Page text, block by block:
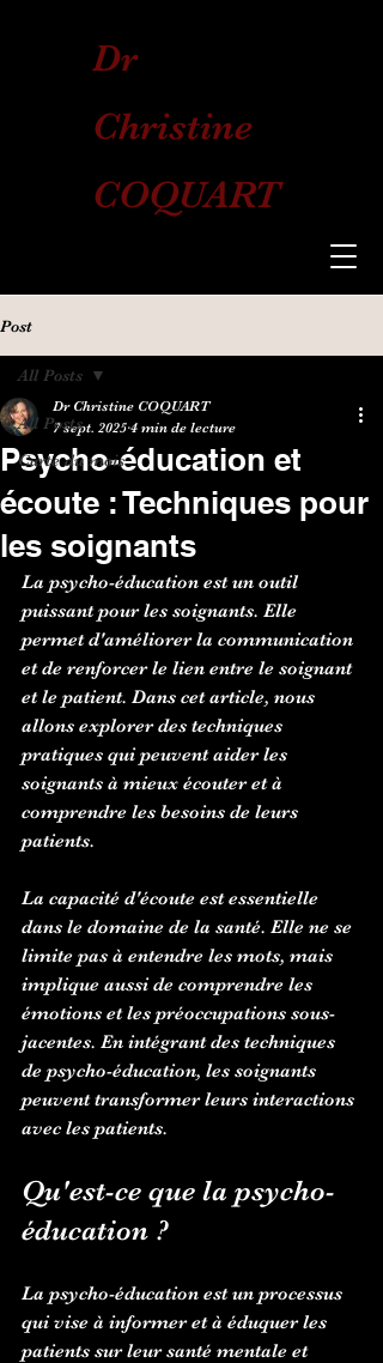
Dr
Christine
COQUART
Post
All Posts
Carte du mois
All Posts
Psycho-éducation et
écoute : Techniques pour
les soignants
Dr Christine COQUART
7 sept. 2025 4 min de lecture
La psycho-éducation est un outil
puissant pour les soignants. Elle
permet d'améliorer la communication
et de renforcer le lien entre le soignant
et le patient. Dans cet article, nous
allons explorer des techniques
pratiques qui peuvent aider les
soignants à mieux écouter et à
comprendre les besoins de leurs
patients.
La capacité d'écoute est essentielle
dans le domaine de la santé. Elle ne se
limite pas à entendre les mots, mais
implique aussi de comprendre les
émotions et les préoccupations sous-
jacentes. En intégrant des techniques
de psycho-éducation, les soignants
peuvent transformer leurs interactions
avec les patients.
Qu'est-ce que la psycho-
éducation ?
La psycho-éducation est un processus
qui vise à informer et à éduquer les
patients sur leur santé mentale et